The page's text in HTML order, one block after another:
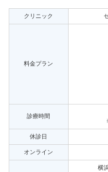
クリニック
料金プラン
診療時間
休診日
オンライン
横